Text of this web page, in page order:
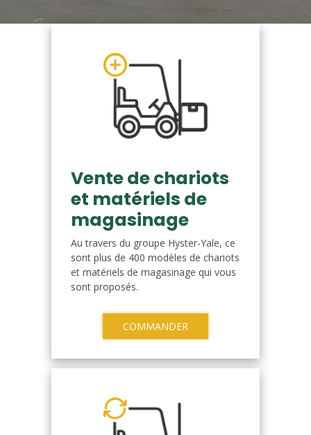
Vente de chariots
et matériels de
magasinage
Au travers du groupe Hyster-Yale, ce
sont plus de 400 modèles de chariots
et matériels de magasinage qui vous
sont proposés.
COMMANDER